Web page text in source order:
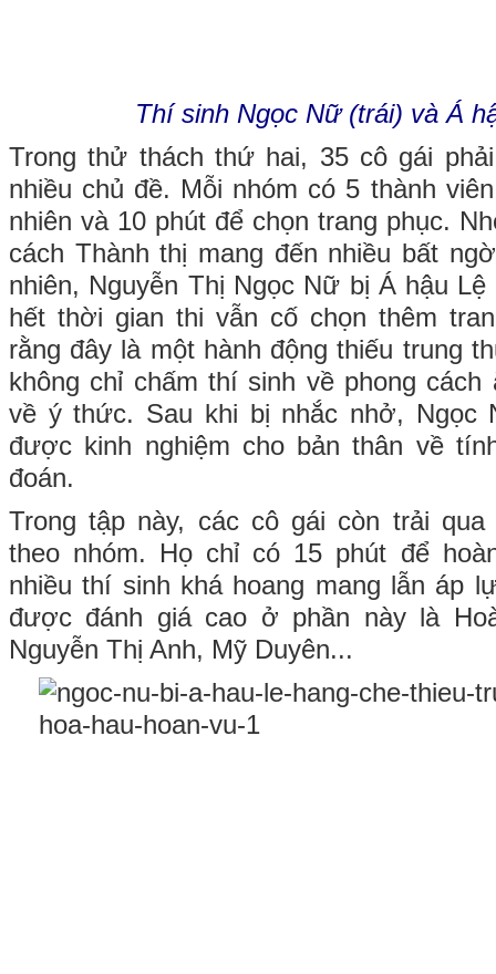
Thí sinh Ngọc Nữ (trái) và Á
Trong thử thách thứ hai, 35 cô gái
nhiều chủ đề. Mỗi nhóm có 5 thành
nhiên và 10 phút để chọn trang phục.
cách Thành thị mang đến nhiều bất
nhiên, Nguyễn Thị Ngọc Nữ bị Á hậu
hết thời gian thi vẫn cố chọn thêm
rằng đây là một hành động thiếu trung
không chỉ chấm thí sinh về phong cách
về ý thức. Sau khi bị nhắc nhở, Ngọc
được kinh nghiệm cho bản thân về
đoán.
Trong tập này, các cô gái còn trải
theo nhóm. Họ chỉ có 15 phút để
nhiều thí sinh khá hoang mang lẫn áp
được đánh giá cao ở phần này là
Nguyễn Thị Anh, Mỹ Duyên...